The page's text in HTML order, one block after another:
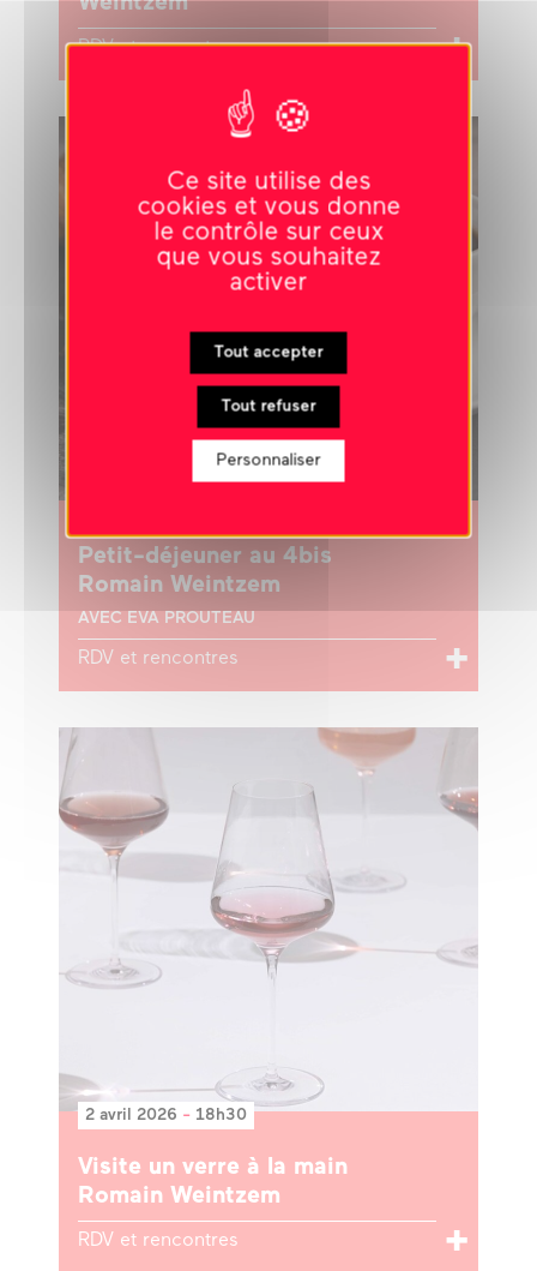
RDV et rencontres
Petit-déjeuner au 4bis
Romain Weintzem
AVEC EVA PROUTEAU
RDV et rencontres
2 avril 2026 - 18h30
Visite un verre à la main
Romain Weintzem
RDV et rencontres
Ce site utilise des
cookies et vous donne
le contrôle sur ceux
que vous souhaitez
activer
Tout accepter
Tout refuser
Personnaliser